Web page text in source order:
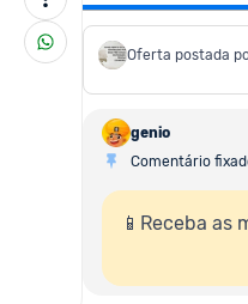
Oferta postada
genio
Comentário
📱Receba as